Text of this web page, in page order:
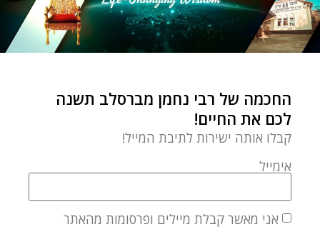
אהבה אחדות אתגרי חיים וירוס קורונה זוגיות
חיי נישואין לקורא מחשבות מדברים על זה
0 תגובות
החכמה של רבי נחמן מברסלב תשנה
לכם את החיים!
קבלו אותה ישירות לתיבת המייל!
אימייל
אני מאשר קבלת מיילים ופרסומות מהאתר